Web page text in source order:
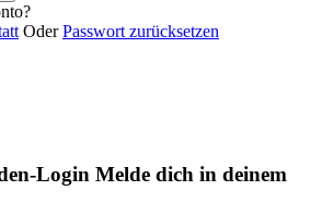
OderPasswort zurücksetzen
Login Melde dich in deinem